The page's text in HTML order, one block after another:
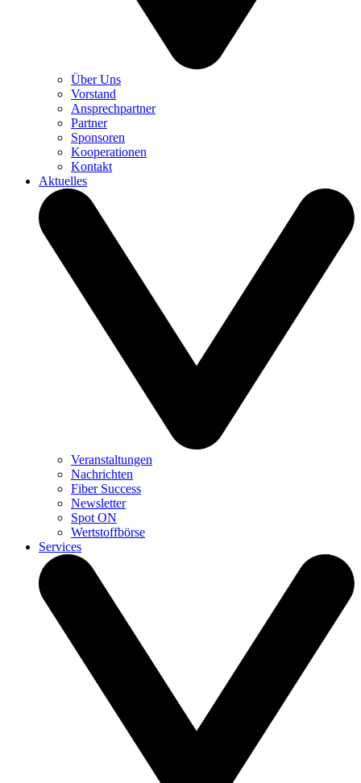
Über Uns
Vorstand
Ansprechpartner
Partner
Sponsoren
Kooperationen
Kontakt
Aktuelles
Veranstaltungen
Nachrichten
Fiber Success
Newsletter
Spot ON
Wertstoffbörse
Services